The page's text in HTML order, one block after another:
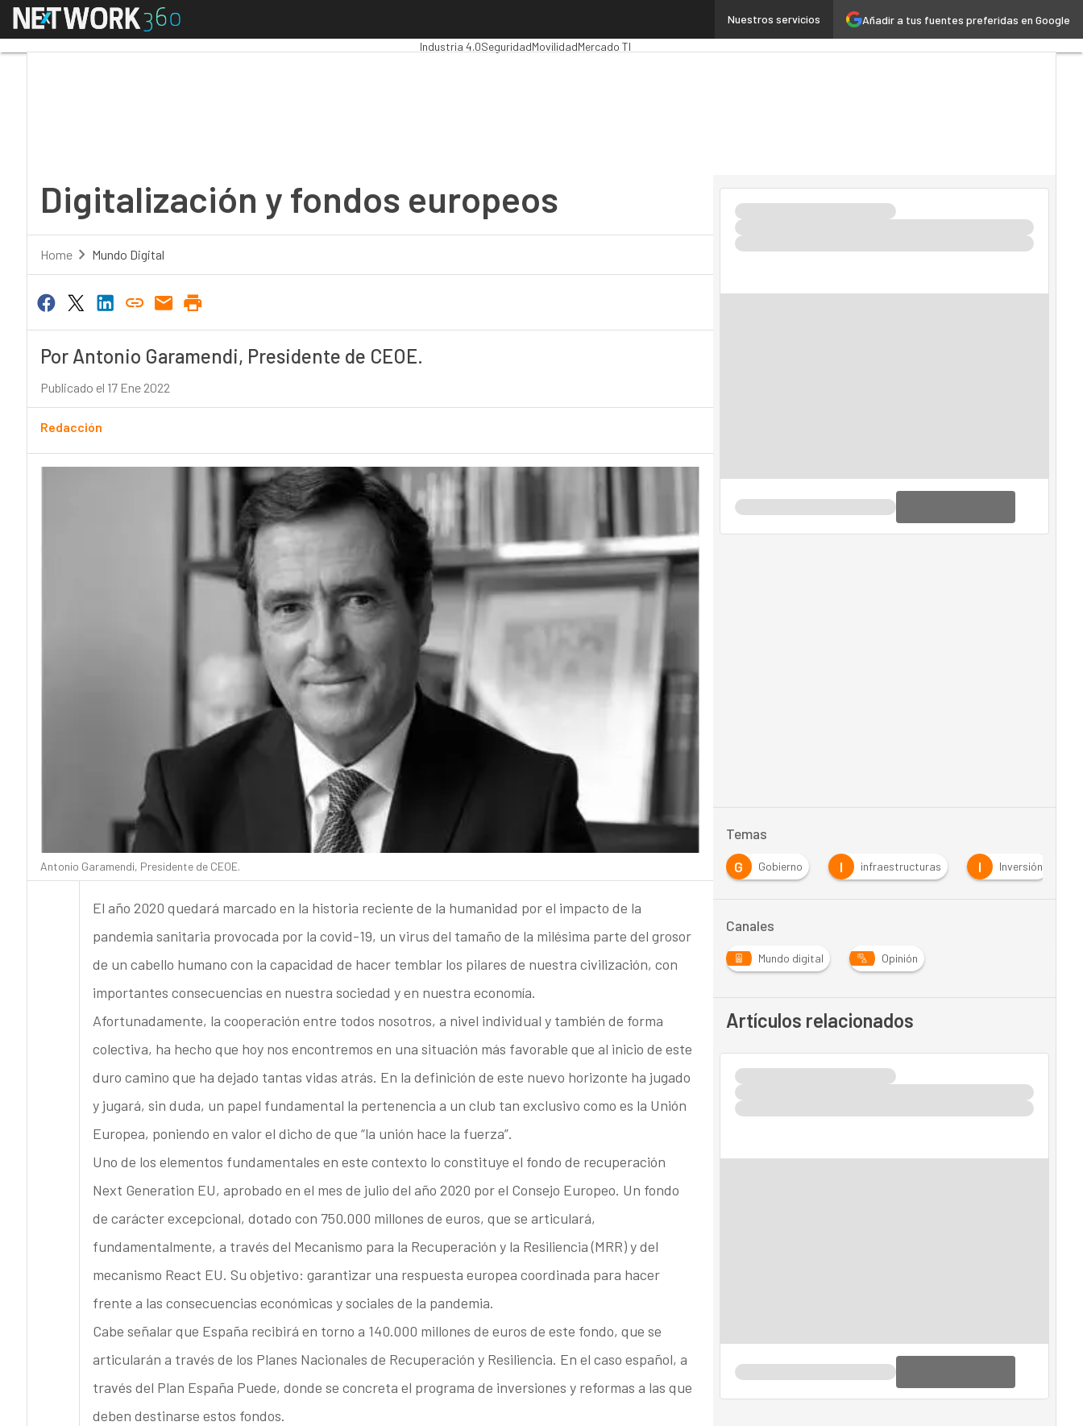
Añadir a tus fuentes preferidas en Google
Nuestros servicios
Menú CloudInteligencia Artificial
Industria 4.0SeguridadMovilidadMercado TI
Digitalización y fondos europeos
Home Mundo Digital
Por Antonio Garamendi, Presidente de CEOE.
Publicado el 17 Ene 2022
Redacción
Antonio Garamendi, Presidente de CEOE.
El año 2020 quedará marcado en la historia reciente de la humanidad por el impacto de la
pandemia sanitaria provocada por la covid-19, un virus del tamaño de la milésima parte del grosor
de un cabello humano con la capacidad de hacer temblar los pilares de nuestra civilización, con
importantes consecuencias en nuestra sociedad y en nuestra economía.
Afortunadamente, la cooperación entre todos nosotros, a nivel individual y también de forma
colectiva, ha hecho que hoy nos encontremos en una situación más favorable que al inicio de este
duro camino que ha dejado tantas vidas atrás. En la definición de este nuevo horizonte ha jugado
y jugará, sin duda, un papel fundamental la pertenencia a un club tan exclusivo como es la Unión
Europea, poniendo en valor el dicho de que “la unión hace la fuerza”.
Uno de los elementos fundamentales en este contexto lo constituye el fondo de recuperación
Next Generation EU, aprobado en el mes de julio del año 2020 por el Consejo Europeo. Un fondo
de carácter excepcional, dotado con 750.000 millones de euros, que se articulará,
fundamentalmente, a través del Mecanismo para la Recuperación y la Resiliencia (MRR) y del
mecanismo React EU. Su objetivo: garantizar una respuesta europea coordinada para hacer
frente a las consecuencias económicas y sociales de la pandemia.
Cabe señalar que España recibirá en torno a 140.000 millones de euros de este fondo, que se
articularán a través de los Planes Nacionales de Recuperación y Resiliencia. En el caso español, a
través del Plan España Puede, donde se concreta el programa de inversiones y reformas a las que
deben destinarse estos fondos.
Temas
G Gobierno I infraestructuras I Inversión
Canales
Mundo digital Opinión
Artículos relacionados